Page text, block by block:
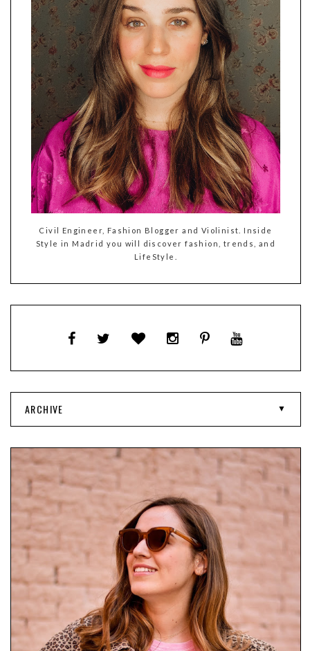
Civil Engineer, Fashion Blogger and Violinist. Inside
Style in Madrid you will discover fashion, trends, and
LifeStyle.
ARCHIVE